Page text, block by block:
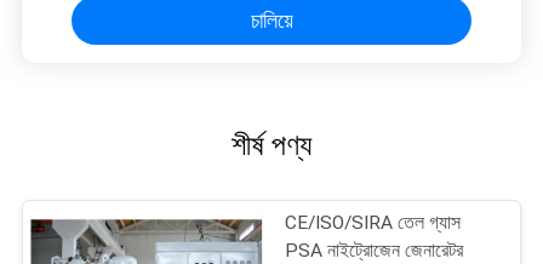
চালিয়ে
শীর্ষ পণ্য
CE/ISO/SIRA তেল গ্যাস
PSA নাইট্রোজেন জেনারেটর